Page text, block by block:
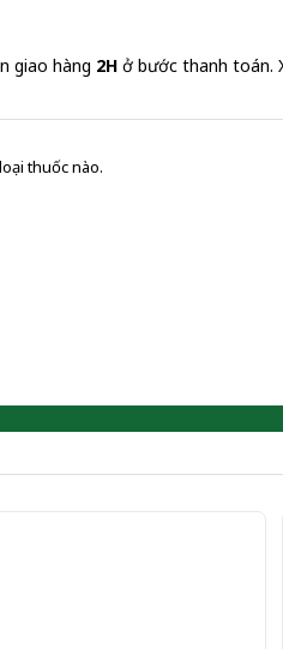
giao hàng 2H ở bước thanh toán.
thuốc nào.